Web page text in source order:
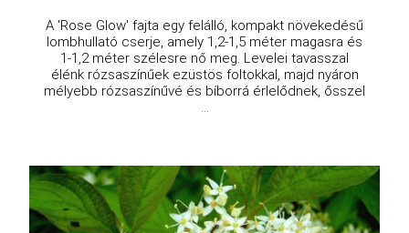
A 'Rose Glow' fajta egy felálló, kompakt növekedésű
lombhullató cserje, amely 1,2-1,5 méter magasra és
1-1,2 méter szélesre nő meg. Levelei tavasszal
élénk rózsaszínűek ezüstös foltokkal, majd nyáron
mélyebb rózsaszínűvé és bíborrá érlelődnek, ősszel
...